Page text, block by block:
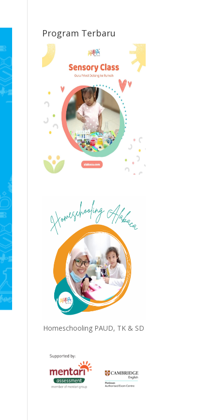
Program Terbaru
Homeschooling PAUD, TK & SD